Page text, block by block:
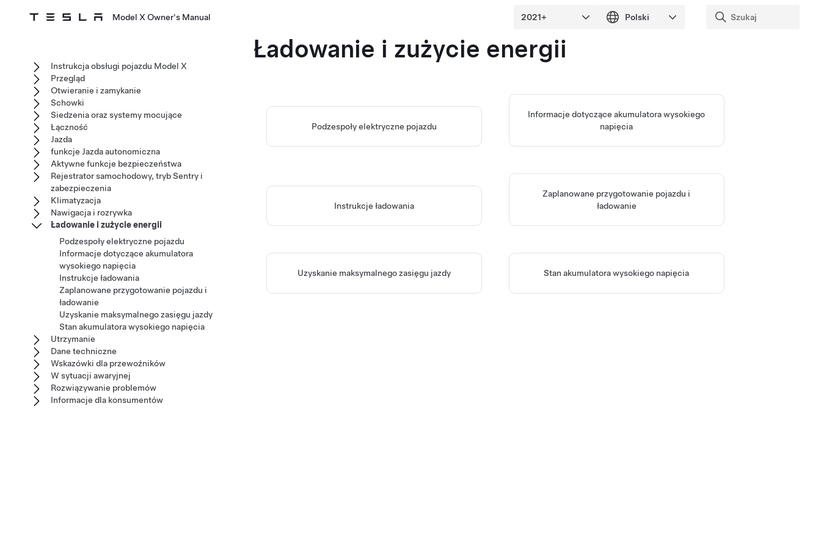
Model X Owner's Manual
Ładowanie i zużycie energii
Podzespoły elektryczne pojazdu
Informacje dotyczące akumulatora wysokiego
napięcia
Instrukcje ładowania
Zaplanowane przygotowanie pojazdu i
ładowanie
Uzyskanie maksymalnego zasięgu jazdy Stan akumulatora wysokiego napięcia
Instrukcja obsługi pojazdu Model X
Przegląd
Otwieranie i zamykanie
Schowki
Siedzenia oraz systemy mocujące
Łączność
Jazda
funkcje Jazda autonomiczna
Aktywne funkcje bezpieczeństwa
Rejestrator samochodowy, tryb Sentry i
zabezpieczenia
Klimatyzacja
Nawigacja i rozrywka
Ładowanie i zużycie energii
Podzespoły elektryczne pojazdu
Informacje dotyczące akumulatora
wysokiego napięcia
Instrukcje ładowania
Zaplanowane przygotowanie pojazdu i
ładowanie
Uzyskanie maksymalnego zasięgu jazdy
Stan akumulatora wysokiego napięcia
Utrzymanie
Dane techniczne
Wskazówki dla przewoźników
W sytuacji awaryjnej
Rozwiązywanie problemów
Informacje dla konsumentów